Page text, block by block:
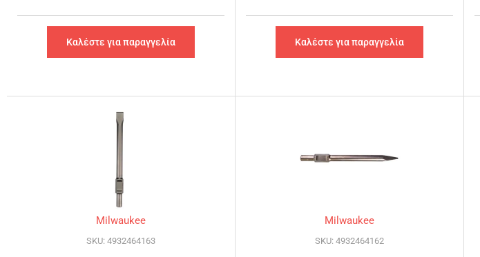
Καλέστε για παραγγελία Καλέστε για παραγγελία
Milwaukee
SKU: 4932464163
Milwaukee
SKU: 4932464162